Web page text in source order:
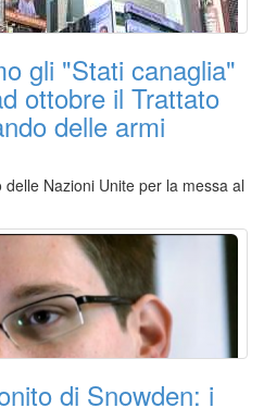
gli "Stati canaglia"
ottobre il Trattato
delle armi
Nazioni Unite per la messa al
di Snowden: i